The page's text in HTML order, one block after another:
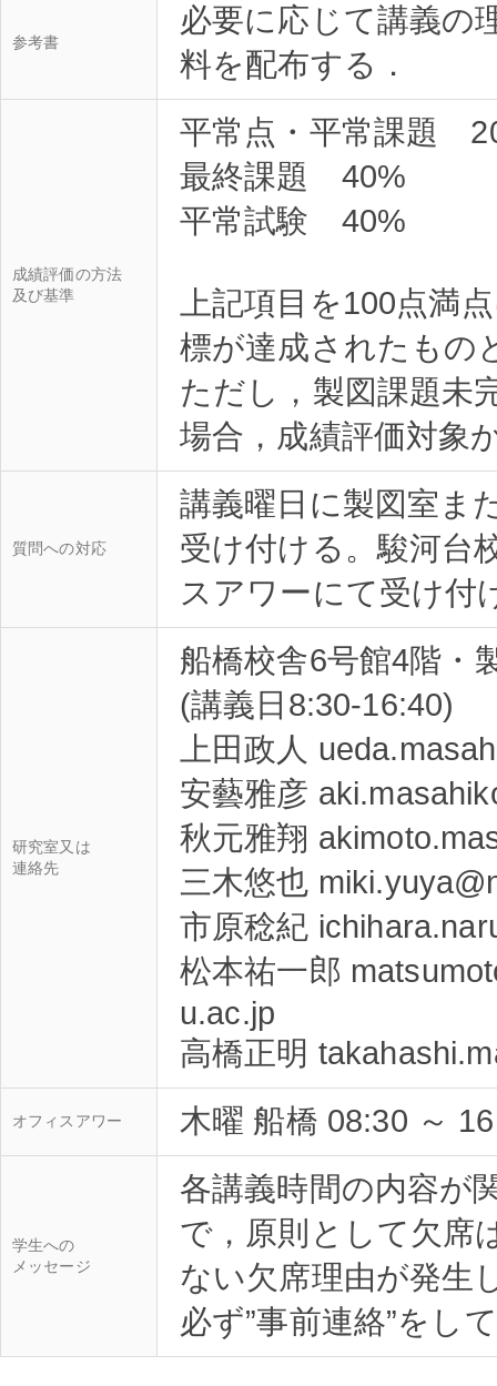
参考書
必要に応じて講義の
料を配布する．
成績評価の方法
及び基準
平常点・平常課題
最終課題 40%
平常試験 40%
上記項目を100点満
標が達成されたもの
ただし，製図課題未
質問への対応
講義曜日に製図室ま
受け付ける。駿河台
研究室又は
連絡先
船橋校舎6号館4階・
(講義日8:30-16:40)
上田政人
安藝雅彦
秋元雅翔
三木悠也
市原稔紀
松本祐一郎
u.ac.jp
オフィスアワー 木曜 船橋 08:30 ～
学生への
メッセージ
各講義時間の内容が
で，原則として欠席
ない欠席理由が発生